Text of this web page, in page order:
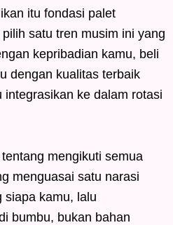
itu fondasi palet
satu tren musim ini yang
kepribadian kamu, beli
dengan kualitas terbaik
ke dalam rotasi
mengikuti semua
menguasai satu narasi
siapa kamu, lalu
bumbu, bukan bahan